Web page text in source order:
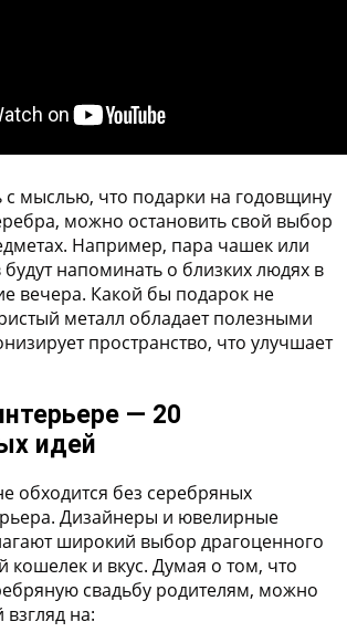
мыслью, что подарки на годовщину
можно остановить свой выбор
Например, пара чашек или
будут напоминать о близких людях в
вечера. Какой бы подарок не
металл обладает полезными
пространство, что улучшает
— 20
идей
обходится без серебряных
Дизайнеры и ювелирные
широкий выбор драгоценного
кошелек и вкус. Думая о том, что
свадьбу родителям, можно
взгляд на: